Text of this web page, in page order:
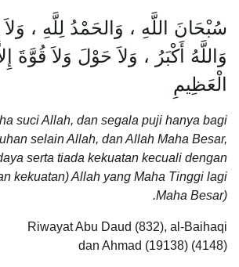
سُبْحَانَ اللَّهِ ، وَالحَمْدُ لِلَّهِ ، وَلاَ
وَاللَّهُ أَكْبَرُ ، وَلاَ حَوْلَ وَلاَ قُوَّةَ
الْعَظِيمِ
suci Allah, dan segala puji hanya bagi
selain Allah, dan Allah Maha Besar,
serta tiada kekuatan kecuali dengan
kekuatan) Allah yang Maha Tinggi lagi
Maha Besar).
Riwayat Abu Daud (832), al-Baihaqi
(4148) dan Ahmad (19138)